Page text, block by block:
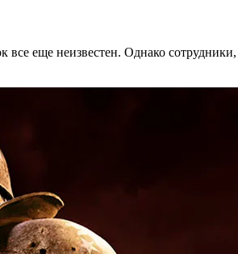
еще неизвестен. Однако